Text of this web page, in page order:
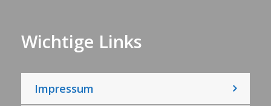
Wichtige Links
Impressum